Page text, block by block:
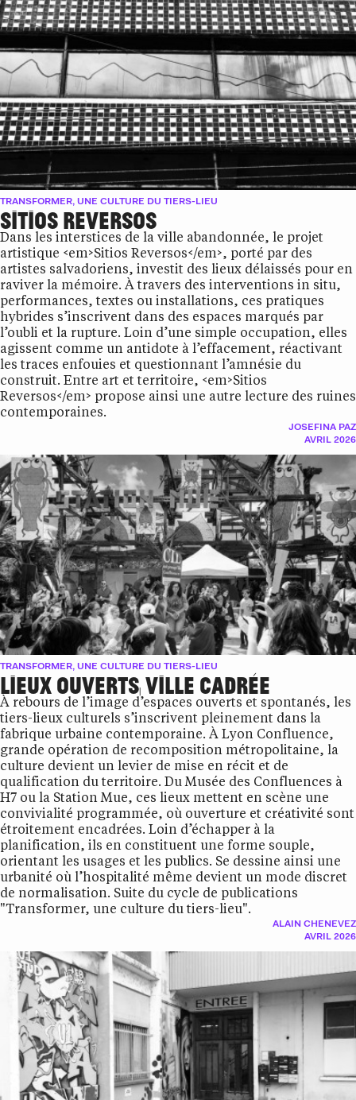
TRANSFORMER, UNE CULTURE DU TIERS-LIEU
SITIOS REVERSOS
Dans les interstices de la ville abandonnée, le projet
artistique <em>Sitios Reversos</em>, porté par des
artistes salvadoriens, investit des lieux délaissés pour en
raviver la mémoire. À travers des interventions in situ,
performances, textes ou installations, ces pratiques
hybrides s’inscrivent dans des espaces marqués par
l’oubli et la rupture. Loin d’une simple occupation, elles
agissent comme un antidote à l’effacement, réactivant
les traces enfouies et questionnant l’amnésie du
construit. Entre art et territoire, <em>Sitios
Reversos</em> propose ainsi une autre lecture des ruines
contemporaines.
JOSEFINA PAZ
AVRIL 2026
TRANSFORMER, UNE CULTURE DU TIERS-LIEU
LIEUX OUVERTS, VILLE CADRÉE
À rebours de l’image d’espaces ouverts et spontanés, les
tiers-lieux culturels s’inscrivent pleinement dans la
fabrique urbaine contemporaine. À Lyon Confluence,
grande opération de recomposition métropolitaine, la
culture devient un levier de mise en récit et de
qualification du territoire. Du Musée des Confluences à
H7 ou la Station Mue, ces lieux mettent en scène une
convivialité programmée, où ouverture et créativité sont
étroitement encadrées. Loin d’échapper à la
planification, ils en constituent une forme souple,
orientant les usages et les publics. Se dessine ainsi une
urbanité où l’hospitalité même devient un mode discret
de normalisation. Suite du cycle de publications
"Transformer, une culture du tiers-lieu".
ALAIN CHENEVEZ
AVRIL 2026